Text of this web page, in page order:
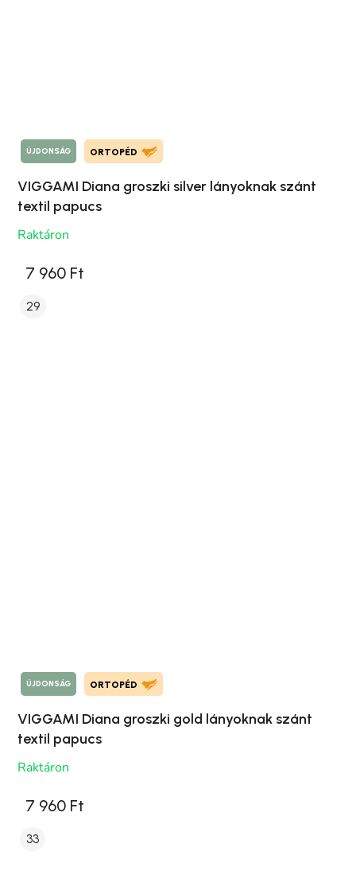
ÚJDONSÁG ORTOPÉD
VIGGAMI Diana groszki silver lányoknak szánt
textil papucs
Raktáron
7 960 Ft
29
ÚJDONSÁG ORTOPÉD
VIGGAMI Diana groszki gold lányoknak szánt
textil papucs
Raktáron
7 960 Ft
33